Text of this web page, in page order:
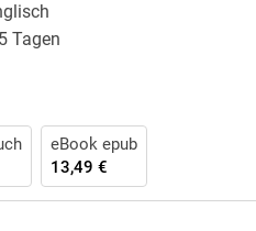
Tagen
eBook epub
13,49 €